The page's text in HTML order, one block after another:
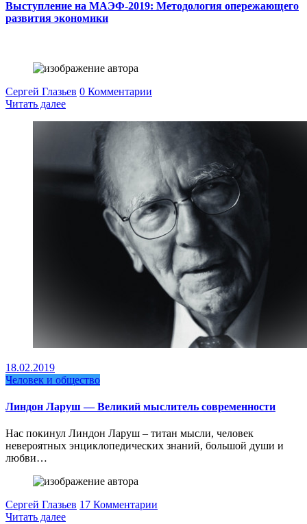
Выступление на МАЭФ-2019: Методология опережающего
развития экономики
Сергей Глазьев 0 Комментарии
Читать далее
18.02.2019
Человек и общество
Линдон Ларуш — Великий мыслитель современности
Нас покинул Линдон Ларуш – титан мысли, человек
невероятных энциклопедических знаний, большой души и
любви…
Сергей Глазьев 17 Комментарии
Читать далее